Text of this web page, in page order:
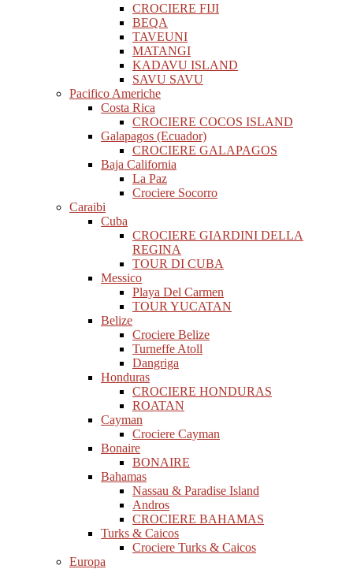
CROCIERE FIJI
BEQA
TAVEUNI
MATANGI
KADAVU ISLAND
SAVU SAVU
Pacifico Americhe
Costa Rica
CROCIERE COCOS ISLAND
Galapagos (Ecuador)
CROCIERE GALAPAGOS
Baja California
La Paz
Crociere Socorro
Caraibi
Cuba
CROCIERE GIARDINI DELLA
REGINA
TOUR DI CUBA
Messico
Playa Del Carmen
TOUR YUCATAN
Belize
Crociere Belize
Turneffe Atoll
Dangriga
Honduras
CROCIERE HONDURAS
ROATAN
Cayman
Crociere Cayman
Bonaire
BONAIRE
Bahamas
Nassau & Paradise Island
Andros
CROCIERE BAHAMAS
Turks & Caicos
Crociere Turks & Caicos
Europa